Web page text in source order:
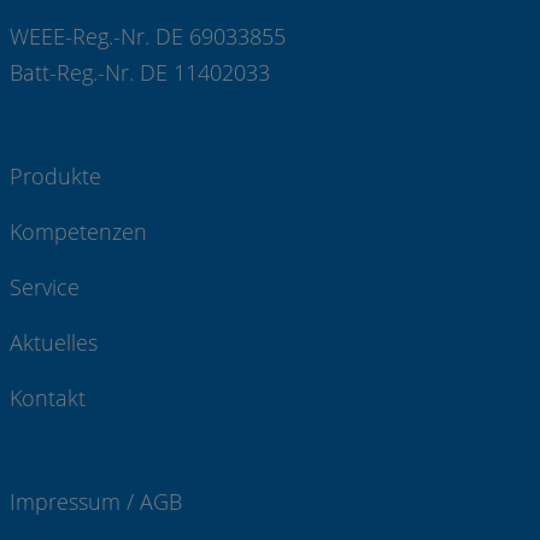
WEEE-Reg.-Nr. DE 69033855
Batt-Reg.-Nr. DE 11402033
Produkte
Kompetenzen
Service
Aktuelles
Kontakt
Impressum / AGB